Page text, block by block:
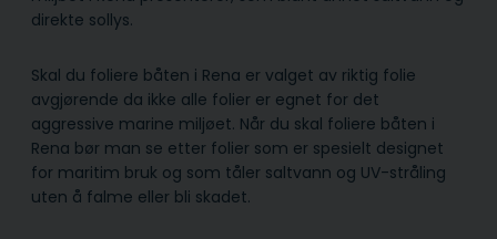
direkte sollys.
Skal du foliere båten i Rena er valget av riktig folie
avgjørende da ikke alle folier er egnet for det
aggressive marine miljøet. Når du skal foliere båten i
Rena bør man se etter folier som er spesielt designet
for maritim bruk og som tåler saltvann og UV-stråling
uten å falme eller bli skadet.